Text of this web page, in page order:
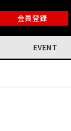
会員登録
EVENT